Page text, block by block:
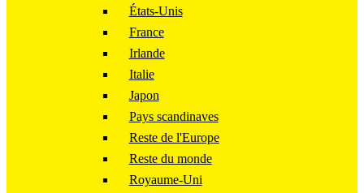
États-Unis
France
Irlande
Italie
Japon
Pays scandinaves
Reste de l'Europe
Reste du monde
Royaume-Uni